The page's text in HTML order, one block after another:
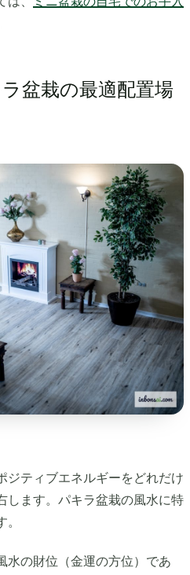
盆栽の最適配置場
ジティブエネルギーをどれだけ
します。パキラ盆栽の風水に特
水の財位（金運の方位）であ